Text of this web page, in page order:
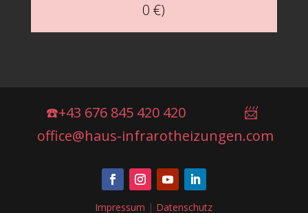
0 €)
☎️+43 676 845 420 420
📨
office@haus-infrarotheizungen.com
Impressum | Datenschutz